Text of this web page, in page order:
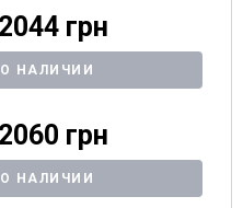
2044 грн
НАЛИЧИИ
2060 грн
НАЛИЧИИ